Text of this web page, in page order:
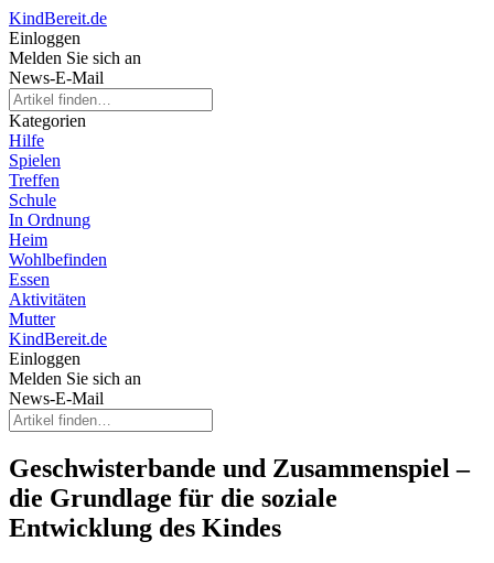
KindBereit.de
Einloggen
Melden Sie sich an
News-E-Mail
Kategorien
Hilfe
Spielen
Treffen
Schule
In Ordnung
Heim
Wohlbefinden
Essen
Aktivitäten
Mutter
KindBereit.de
Einloggen
Melden Sie sich an
News-E-Mail
Geschwisterbande und Zusammenspiel –
die Grundlage für die soziale
Entwicklung des Kindes